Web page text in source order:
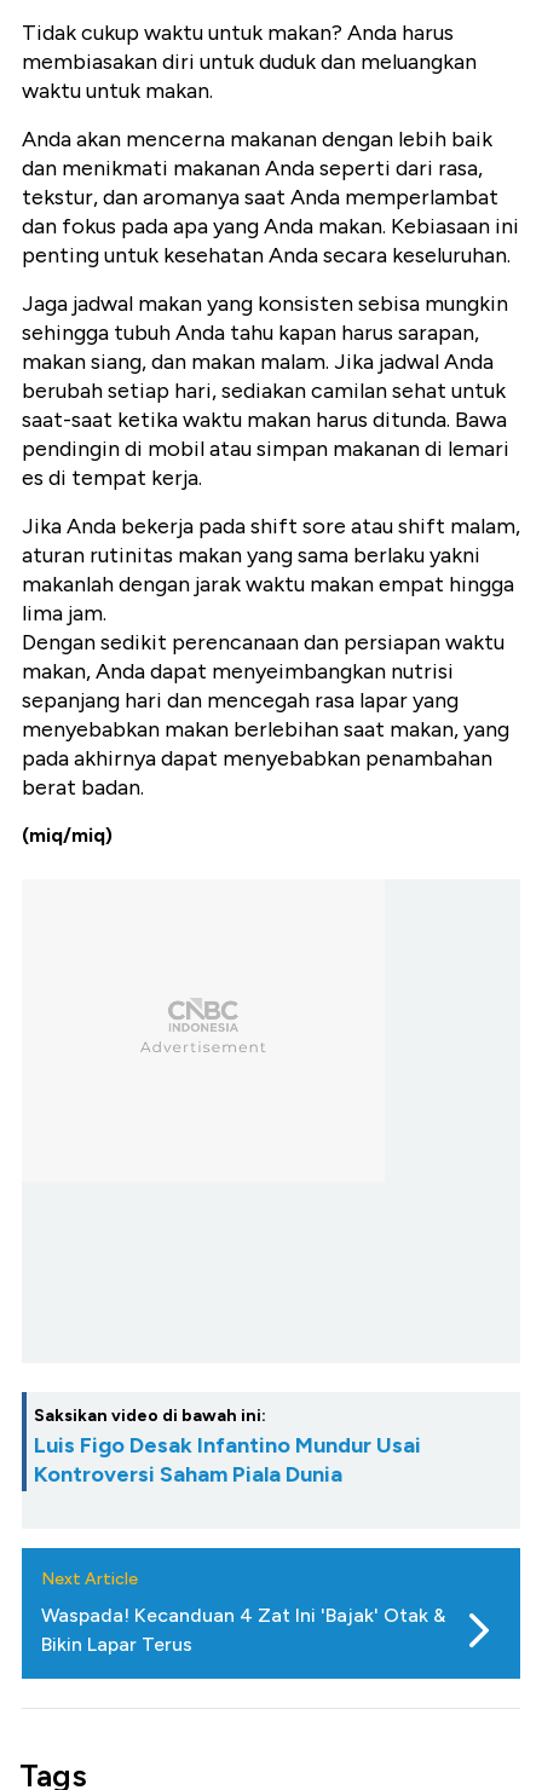
Tidak cukup waktu untuk makan? Anda harus
membiasakan diri untuk duduk dan meluangkan
waktu untuk makan.
Anda akan mencerna makanan dengan lebih baik
dan menikmati makanan Anda seperti dari rasa,
tekstur, dan aromanya saat Anda memperlambat
dan fokus pada apa yang Anda makan. Kebiasaan ini
penting untuk kesehatan Anda secara keseluruhan.
Jaga jadwal makan yang konsisten sebisa mungkin
sehingga tubuh Anda tahu kapan harus sarapan,
makan siang, dan makan malam. Jika jadwal Anda
berubah setiap hari, sediakan camilan sehat untuk
saat-saat ketika waktu makan harus ditunda. Bawa
pendingin di mobil atau simpan makanan di lemari
es di tempat kerja.
Jika Anda bekerja pada shift sore atau shift malam,
aturan rutinitas makan yang sama berlaku yakni
makanlah dengan jarak waktu makan empat hingga
lima jam.
Dengan sedikit perencanaan dan persiapan waktu
makan, Anda dapat menyeimbangkan nutrisi
sepanjang hari dan mencegah rasa lapar yang
menyebabkan makan berlebihan saat makan, yang
pada akhirnya dapat menyebabkan penambahan
berat badan.
(miq/miq)
Saksikan video di bawah ini:
Luis Figo Desak Infantino Mundur Usai
Kontroversi Saham Piala Dunia
Next Article
Waspada! Kecanduan 4 Zat Ini 'Bajak' Otak &
Bikin Lapar Terus
Tags